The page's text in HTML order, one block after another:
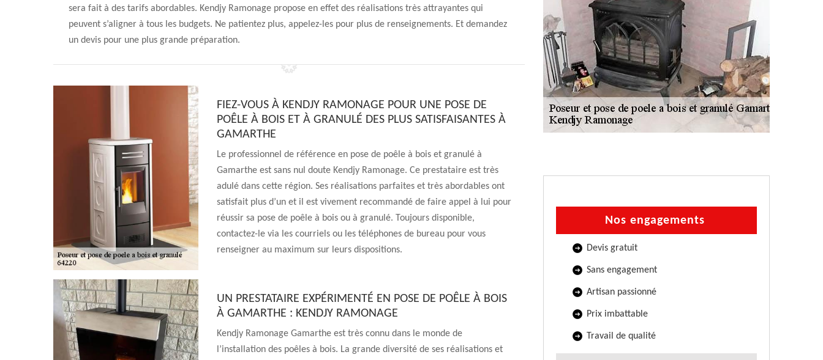
sera fait à des tarifs abordables. Kendjy Ramonage propose en effet des réalisations très attrayantes qui
peuvent s’aligner à tous les budgets. Ne patientez plus, appelez-les pour plus de renseignements. Et demandez
un devis pour une plus grande préparation.
FIEZ-VOUS À KENDJY RAMONAGE POUR UNE POSE DE
POÊLE À BOIS ET À GRANULÉ DES PLUS SATISFAISANTES À
GAMARTHE
Le professionnel de référence en pose de poêle à bois et granulé à
Gamarthe est sans nul doute Kendjy Ramonage. Ce prestataire est très
adulé dans cette région. Ses réalisations parfaites et très abordables ont
satisfait plus d’un et il est vivement recommandé de faire appel à lui pour
réussir sa pose de poêle à bois ou à granulé. Toujours disponible,
contactez-le via les courriels ou les téléphones de bureau pour vous
renseigner au maximum sur leurs dispositions.
UN PRESTATAIRE EXPÉRIMENTÉ EN POSE DE POÊLE À BOIS
À GAMARTHE : KENDJY RAMONAGE
Kendjy Ramonage Gamarthe est très connu dans le monde de
l’installation des poêles à bois. La grande diversité de ses réalisations et
Nos engagements
Devis gratuit
Sans engagement
Artisan passionné
Prix imbattable
Travail de qualité